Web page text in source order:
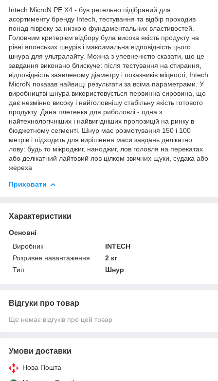
Intech MicroN PE X4 - був ретельно підібраний для
асортименту бренду Intech, тестування та відбір проходив
понад півроку за низкою фундаментальних властивостей.
Головним критерієм відбору була висока якість продукту на
рівні японських шнурів і максимальна відповідність цього
шнура для ультралайту. Можна з упевненістю сказати, що це
завдання виконано блискуче: після тестування на стирання,
відповідність заявленому діаметру і показників міцності, Intech
MicroN показав найвищі результати за всіма параметрами. У
виробництві шнура використовується первинна сировина, що
дає незмінно високу і найголовнішу стабільну якість готового
продукту. Дана плетенка для риболовлі - одна з
найтехнологічніших і найвигідніших пропозицій на ринку в
бюджетному сегменті. Шнур має розмотування 150 і 100
метрів і підходить для вирішення маси завдань делікатно
лову: будь то мікроджиг, наноджиг, лов головля на перекатах
або делікатний лайтовий лов цілком звичних щуки, судака або
жереха
Приховати
Характеристики
Основні
Виробник
INTECH
Розривне навантаження
2 кг
Тип
Шнур
Відгуки про товар
Ще немає відгуків про цей товар
Умови доставки
Нова Пошта